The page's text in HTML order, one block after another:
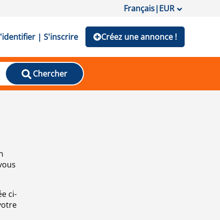
Français|EUR
| S'inscrire Créez une annonce !
Chercher
ci-